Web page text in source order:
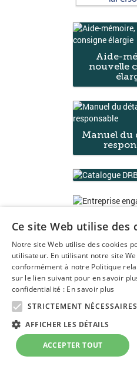
Aide-
nouvelle
Manuel du
5236, boul. Wilfrid-Hamel Québec,
Téléphone : (418) 654-3232
Sans frais : 1-877-227-6045
Courriel :info@amdeq.ca
© Association des marchands
Ce site Web utilise des
Notre site Web utilise des cookies
utilisateur. En utilisant notre site
conformément à notre Politique
sur le lien suivant pour en savoir
confidentialité : En savoir plus
STRICTEMENT NÉCESSAIRES
AFFICHER LES DÉTAILS
ACCEPTER TOUT